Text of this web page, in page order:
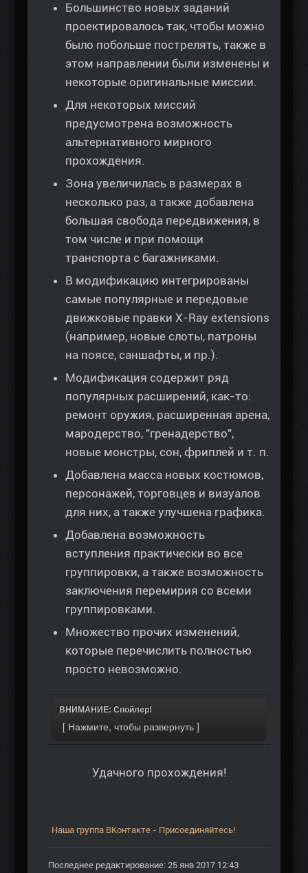
Большинство новых заданий
проектировалось так, чтобы можно
было побольше пострелять, также в
этом направлении были изменены и
некоторые оригинальные миссии.
Для некоторых миссий
предусмотрена возможность
альтернативного мирного
прохождения.
Зона увеличилась в размерах в
несколько раз, а также добавлена
большая свобода передвижения, в
том числе и при помощи
транспорта с багажниками.
В модификацию интегрированы
самые популярные и передовые
движковые правки X-Ray extensions
(например, новые слоты, патроны
на поясе, саншафты, и пр.).
Модификация содержит ряд
популярных расширений, как-то:
ремонт оружия, расширенная арена,
мародерство, "гренадерство",
новые монстры, сон, фриплей и т. п.
Добавлена масса новых костюмов,
персонажей, торговцев и визуалов
для них, а также улучшена графика.
Добавлена возможность
вступления практически во все
группировки, а также возможность
заключения перемирия со всеми
группировками.
Множество прочих изменений,
которые перечислить полностью
просто невозможно.
ВНИМАНИЕ: Спойлер!
Удачного прохождения!
Наша группа ВКонтакте - Присоединяйтесь!
Последнее редактирование: 25 янв 2017 12:43